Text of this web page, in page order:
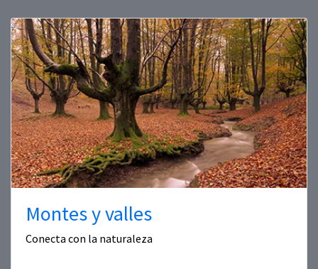
Montes y valles
Conecta con la naturaleza